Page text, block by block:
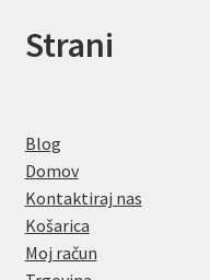
Strani
Blog
Domov
Kontaktiraj nas
Košarica
Moj račun